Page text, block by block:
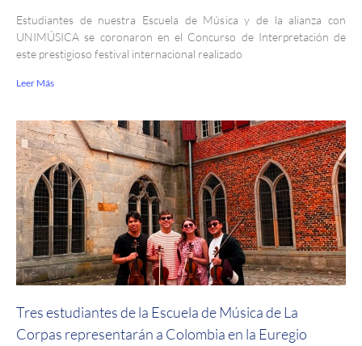
Estudiantes de nuestra Escuela de Música y de la alianza con
UNIMÚSICA se coronaron en el Concurso de Interpretación de
este prestigioso festival internacional realizado
Leer Más
Tres estudiantes de la Escuela de Música de La
Corpas representarán a Colombia en la Euregio